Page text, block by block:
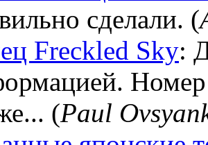
сделали. (
Freckled Sky:
(Paul